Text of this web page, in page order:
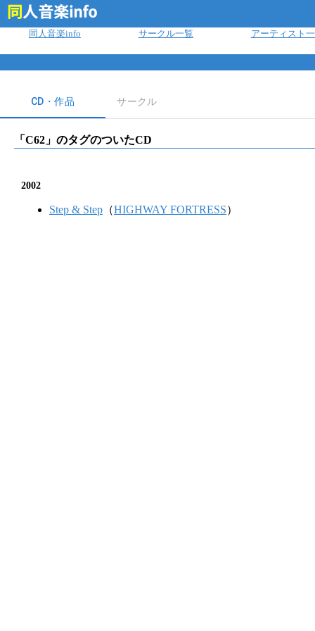
同人音楽info サークル一覧 アーティスト
CD・作品 サークル
「 C62 」のタグのついたCD
2002
Step & Step （HIGHWAY FORTRESS）